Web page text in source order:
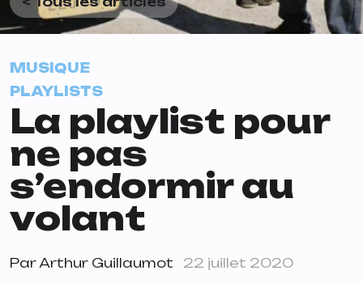
MUSIQUE
PLAYLISTS
La playlist pour
ne pas
s’endormir au
volant
ParArthur Guillaumot 22 juillet 2020